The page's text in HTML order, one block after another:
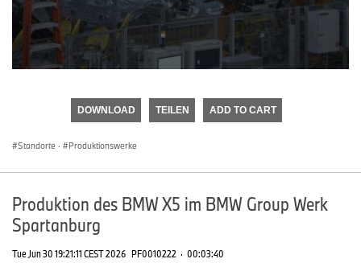
DOWNLOAD TEILEN ADD TO CART
Standorte · Produktionswerke
Produktion des BMW X5 im BMW Group Werk
Spartanburg
Tue Jun 30 19:21:11 CEST 2026 PF0010222 · 00:03:40